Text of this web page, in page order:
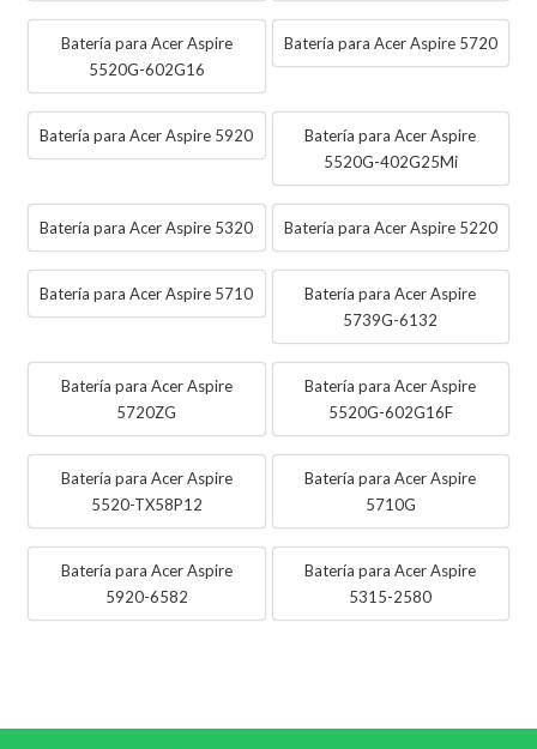
Batería para Acer Aspire
5520G-602G16
Batería para Acer Aspire 5720
Batería para Acer Aspire 5920
Batería para Acer Aspire
5520G-402G25Mi
Batería para Acer Aspire 5320 Batería para Acer Aspire 5220
Batería para Acer Aspire 5710
Batería para Acer Aspire
5739G-6132
Batería para Acer Aspire
5720ZG
Batería para Acer Aspire
5520G-602G16F
Batería para Acer Aspire
5520-TX58P12
Batería para Acer Aspire
5710G
Batería para Acer Aspire
5920-6582
Batería para Acer Aspire
5315-2580